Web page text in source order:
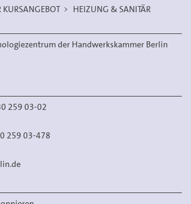
KURSANGEBOT HEIZUNG & SANITÄR
der Handwerkskammer Berlin
259 03-02
259 03-478